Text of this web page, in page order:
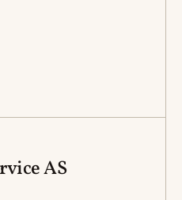
AS